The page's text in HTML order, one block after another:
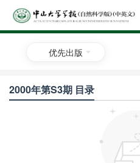
优先出版
2000年第S3期 目录